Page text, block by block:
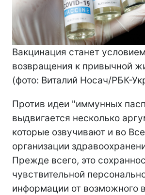
Вакцинация станет
возвращения к привычной
(фото: Виталий Носач/РБК-
Против идеи "иммунных
выдвигается несколько
которые озвучивают и во
организации
Прежде всего, это
чувствительной
информации от возможного